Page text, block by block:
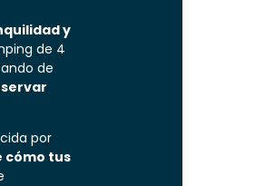
y
de 4
de
por
cómo tus